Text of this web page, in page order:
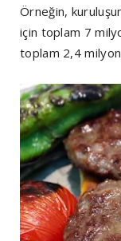
Örneğin,
için toplam 7
toplam 2,4